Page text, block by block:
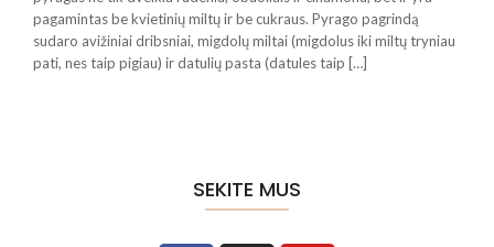
pagamintas be kvietinių miltų ir be cukraus. Pyrago pagrindą
sudaro avižiniai dribsniai, migdolų miltai (migdolus iki miltų tryniau
pati, nes taip pigiau) ir datulių pasta (datules taip […]
SEKITE MUS